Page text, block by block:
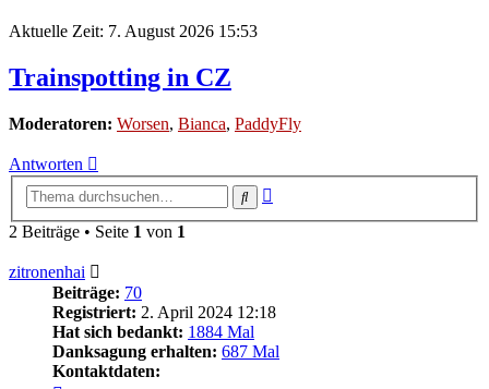
Aktuelle Zeit: 7. August 2026 15:53
Trainspotting in CZ
Moderatoren: Worsen, Bianca, PaddyFly
Antworten
Suche
2 Beiträge • Seite 1 von 1
zitronenhai
Beiträge: 70
Registriert: 2. April 2024 12:18
Hat sich bedankt: 1884 Mal
Danksagung erhalten: 687 Mal
Kontaktdaten: